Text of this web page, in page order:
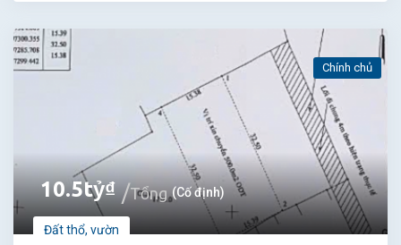
10.5tỷ₫ Tổng (Cố định)
Đất thổ, vườn
Chính chủ